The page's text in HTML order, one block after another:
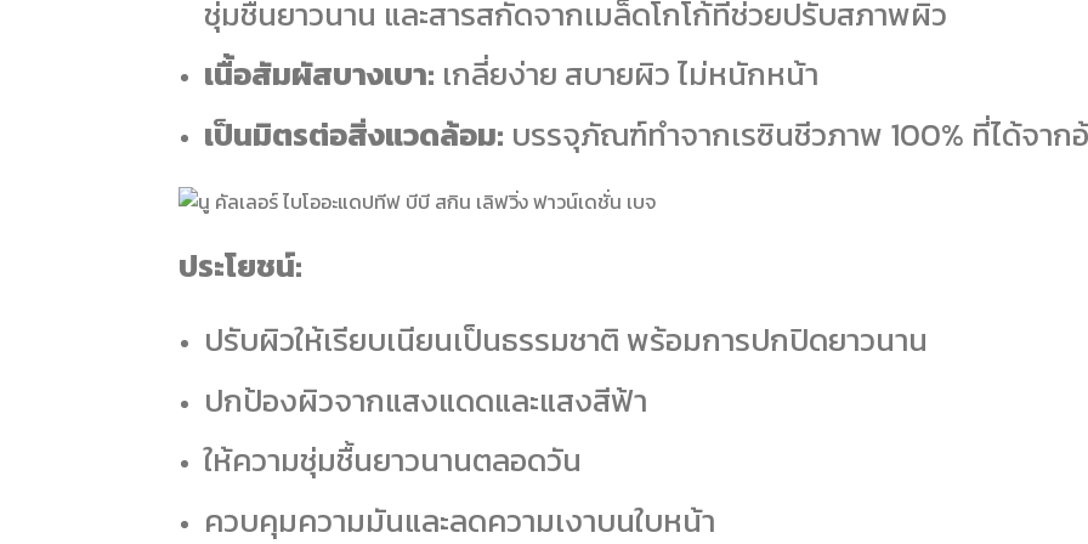
ชุ่มชื้นยาวนาน และสารสกัดจากเมล็ดโกโก้ที่ช่วยปรับสภาพผิว
เนื้อสัมผัสบางเบา: เกลี่ยง่าย สบายผิว ไม่หนักหน้า
เป็นมิตรต่อสิ่งแวดล้อม: บรรจุภัณฑ์ทำจากเรซินชีวภาพ 100% ที่ได้จาก
ประโยชน์:
ปรับผิวให้เรียบเนียนเป็นธรรมชาติ พร้อมการปกปิดยาวนาน
ปกป้องผิวจากแสงแดดและแสงสีฟ้า
ให้ความชุ่มชื้นยาวนานตลอดวัน
ควบคุมความมันและลดความเงาบนใบหน้า